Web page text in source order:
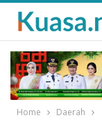
Home Daerah